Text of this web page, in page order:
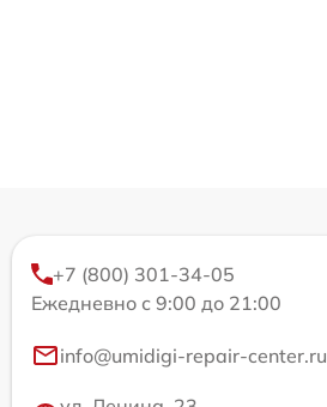
+7 (800) 301-34-05
Ежедневно с 9:00 до 21:00
info@umidigi-repair-center.ru